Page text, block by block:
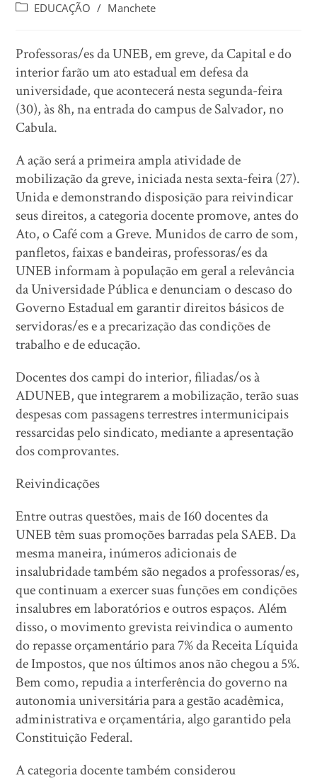
EDUCAÇÃO / Manchete
Professoras/es da UNEB, em greve, da Capital e do
interior farão um ato estadual em defesa da
universidade, que acontecerá nesta segunda-feira
(30), às 8h, na entrada do campus de Salvador, no
Cabula.
A ação será a primeira ampla atividade de
mobilização da greve, iniciada nesta sexta-feira (27).
Unida e demonstrando disposição para reivindicar
seus direitos, a categoria docente promove, antes do
Ato, o Café com a Greve. Munidos de carro de som,
panfletos, faixas e bandeiras, professoras/es da
UNEB informam à população em geral a relevância
da Universidade Pública e denunciam o descaso do
Governo Estadual em garantir direitos básicos de
servidoras/es e a precarização das condições de
trabalho e de educação.
Docentes dos campi do interior, filiadas/os à
ADUNEB, que integrarem a mobilização, terão suas
despesas com passagens terrestres intermunicipais
ressarcidas pelo sindicato, mediante a apresentação
dos comprovantes.
Reivindicações
Entre outras questões, mais de 160 docentes da
UNEB têm suas promoções barradas pela SAEB. Da
mesma maneira, inúmeros adicionais de
insalubridade também são negados a professoras/es,
que continuam a exercer suas funções em condições
insalubres em laboratórios e outros espaços. Além
disso, o movimento grevista reivindica o aumento
do repasse orçamentário para 7% da Receita Líquida
de Impostos, que nos últimos anos não chegou a 5%.
Bem como, repudia a interferência do governo na
autonomia universitária para a gestão acadêmica,
administrativa e orçamentária, algo garantido pela
Constituição Federal.
A categoria docente também considerou